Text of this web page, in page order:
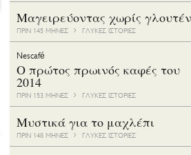
Μαγειρεύοντας χωρίς
ΠΡΙΝ 145 ΜΗΝΕΣ ΓΛΥΚΕΣ ΙΣΤΟΡΙΕΣ
Nescafé
Ο πρώτος πρωινός καφές του
2014
ΠΡΙΝ 153 ΜΗΝΕΣ ΓΛΥΚΕΣ ΙΣΤΟΡΙΕΣ
Μυστικά για το μαχλέπι
ΠΡΙΝ 148 ΜΗΝΕΣ ΓΛΥΚΕΣ ΙΣΤΟΡΙΕΣ